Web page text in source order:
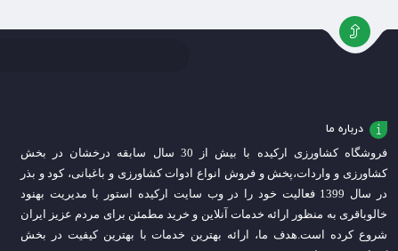
به
سبد
درباره ما
فروشگاه کشاورزی ارکیده با بیش از 30 سال سابقه درخشان در بخش
کشاورزی و واردات،پخش و فروش انواع ادوات کشاورزی و باغبانی، کود و بذر
در سال 1399 فعالیت خود را در وب سایت ارکیده استور با مدیریت بهنود
خالوباقری به منظور ارائه خدمات آنلاین و خرید مطمئن برای مردم عزیز ایران
شروع کرده است.هدف ما، ارائه بهترین خدمات با بهترین کیفیت در بخش